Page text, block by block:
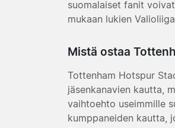
suomalaiset fanit
mukaan lukien
Mistä ostaa
Tottenham Hotspur
jäsenkanavien kautta,
vaihtoehto useimmille
kumppaneiden kautta,